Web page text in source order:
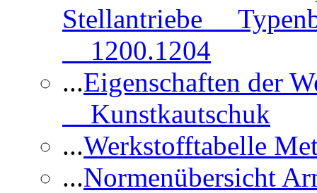
Stellantriebe
1200.1204
...Eigenschaften der
Kunstkautschuk
...Werkstofftabelle
...Normenübersicht